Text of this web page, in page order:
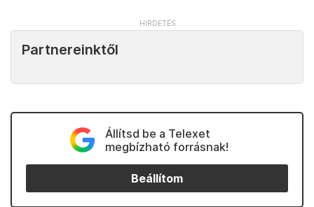
Partnereinktől
Állítsd be a Telexet
megbízható forrásnak!
Beállítom